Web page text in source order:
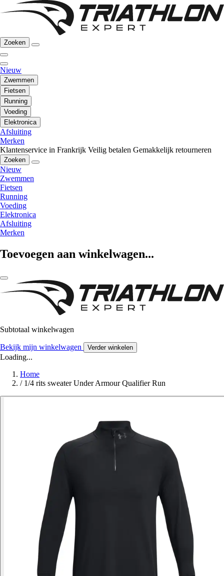
Zoeken
Nieuw
Zwemmen
Fietsen
Running
Voeding
Elektronica
Afsluiting
Merken
Klantenservice in Frankrijk Veilig betalen Gemakkelijk retourneren
Zoeken
Nieuw
Zwemmen
Fietsen
Running
Voeding
Elektronica
Afsluiting
Merken
Toevoegen aan winkelwagen...
Subtotaal winkelwagen
Bekijk mijn winkelwagen Verder winkelen
Loading...
Home
/ 1/4 rits sweater Under Armour Qualifier Run